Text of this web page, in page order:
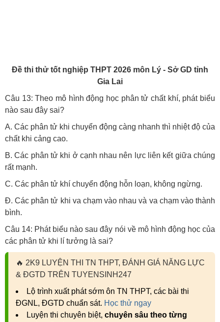
Đề thi thử tốt nghiệp THPT 2026 môn Lý - Sở GD tỉnh
Gia Lai
Câu 13: Theo mô hình động học phân tử chất khí, phát biểu
nào sau đây sai?
A. Các phân tử khi chuyển động càng nhanh thì nhiệt độ của
chất khi cảng cao.
B. Các phân tử khi ở cạnh nhau nên lực liên kết giữa chúng
rất mạnh.
C. Các phân tử khí chuyển động hỗn loạn, không ngừng.
Đ. Các phân tử khi va chạm vào nhau và va chạm vào thành
bình.
Câu 14: Phát biểu nào sau đây nói về mô hình động học của
các phân tử khi lí tưởng là sai?
🔥 2K9 LUYỆN THI TN THPT, ĐÁNH GIÁ NĂNG LỰC
& ĐGTD TRÊN TUYENSINH247
Lộ trình xuất phát sớm ôn TN THPT, các bài thi
ĐGNL, ĐGTD chuẩn sát. Học thử ngay
Luyện thi chuyên biệt, chuyên sâu theo từng